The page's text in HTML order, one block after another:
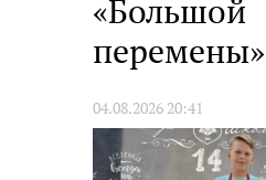
«Большой
перемены»
04.08.2026 20:41